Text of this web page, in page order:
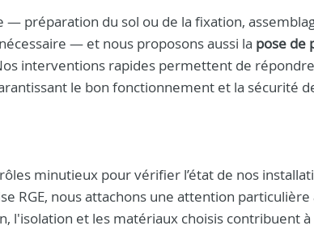
— préparation du sol ou de la fixation,
— et nous proposons aussi la pose de
interventions rapides permettent de
le bon fonctionnement et la sécurité
minutieux pour vérifier l’état de nos
RGE, nous attachons une attention particulière
l'isolation et les matériaux choisis contribuent